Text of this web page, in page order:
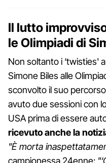
Il lutto
le Olimpiadi di
Non soltanto i ‘twisties'
Simone Biles alle
sconvolto il suo
avuto due sessioni con
USA prima di essere
ricevuto anche la
"È morta
campionessa 24enne: